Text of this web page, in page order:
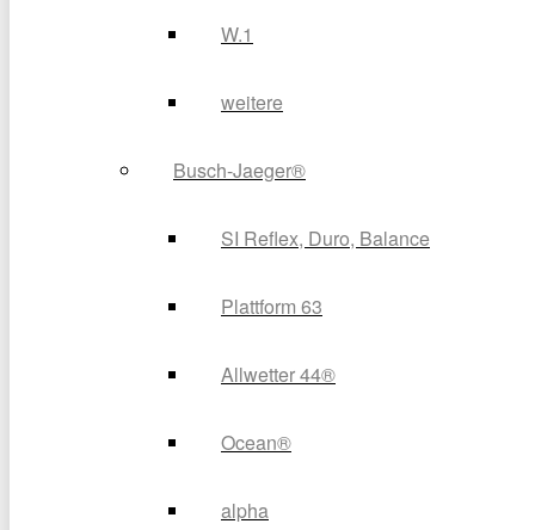
W.1
weitere
Busch-Jaeger®
SI Reflex, Duro, Balance
Plattform 63
Allwetter 44®
Ocean®
alpha